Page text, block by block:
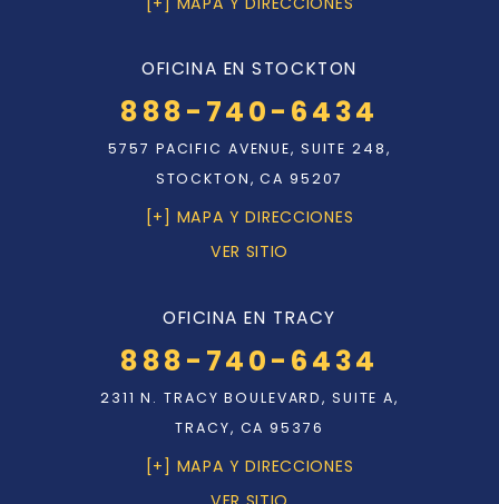
OFICINA EN STOCKTON
888-740-6434
5757 PACIFIC AVENUE, SUITE 248,
STOCKTON, CA 95207
[+] MAPA Y DIRECCIONES
VER SITIO
OFICINA EN TRACY
888-740-6434
2311 N. TRACY BOULEVARD, SUITE A,
TRACY, CA 95376
[+] MAPA Y DIRECCIONES